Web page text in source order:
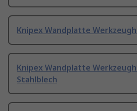
Knipex Wandplatte
Knipex Wandplatte
Stahlblech